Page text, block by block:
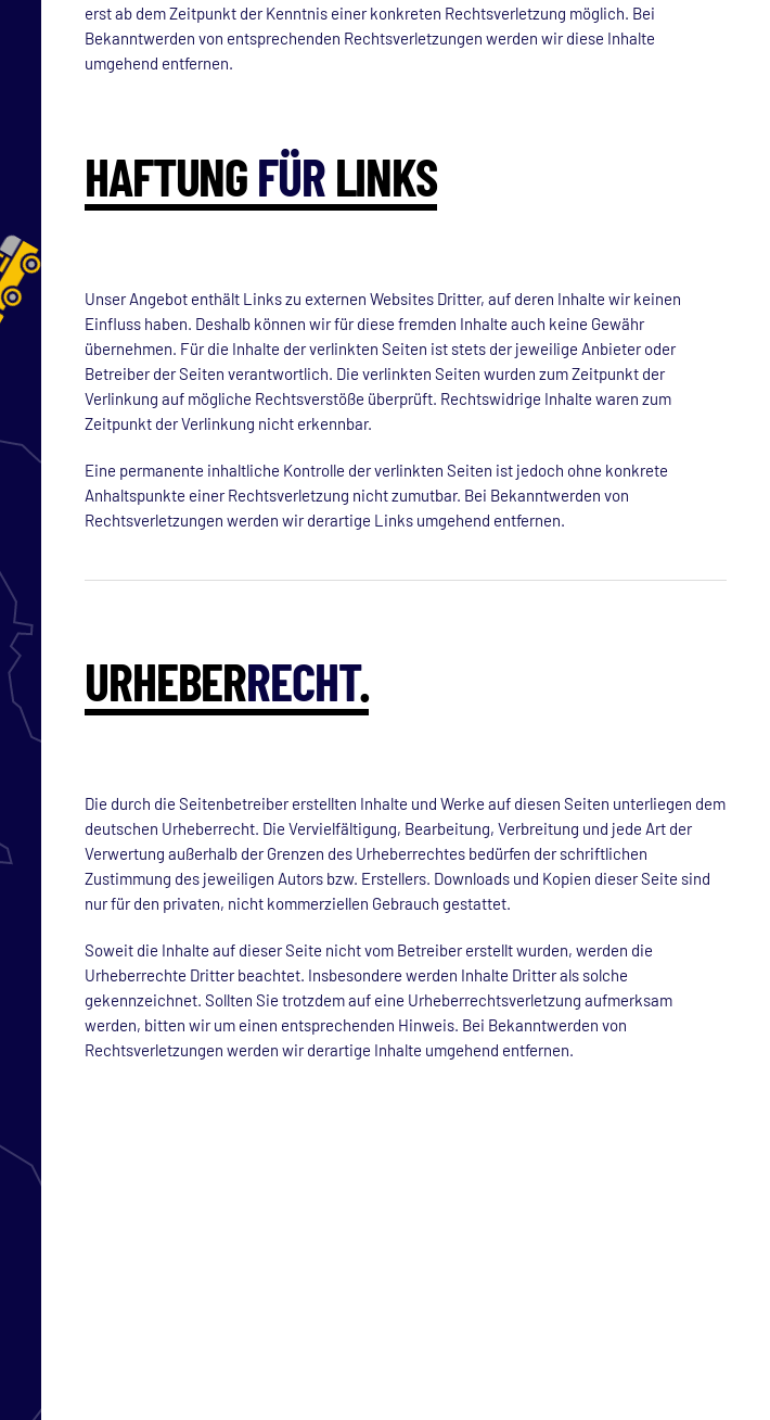
erst ab dem Zeitpunkt der Kenntnis einer konkreten Rechtsverletzung möglich. Bei
Bekanntwerden von entsprechenden Rechtsverletzungen werden wir diese Inhalte
umgehend entfernen.
HAFTUNGFÜRLINKS
Unser Angebot enthält Links zu externen Websites Dritter, auf deren Inhalte wir keinen
Einfluss haben. Deshalb können wir für diese fremden Inhalte auch keine Gewähr
übernehmen. Für die Inhalte der verlinkten Seiten ist stets der jeweilige Anbieter oder
Betreiber der Seiten verantwortlich. Die verlinkten Seiten wurden zum Zeitpunkt der
Verlinkung auf mögliche Rechtsverstöße überprüft. Rechtswidrige Inhalte waren zum
Zeitpunkt der Verlinkung nicht erkennbar.
Eine permanente inhaltliche Kontrolle der verlinkten Seiten ist jedoch ohne konkrete
Anhaltspunkte einer Rechtsverletzung nicht zumutbar. Bei Bekanntwerden von
Rechtsverletzungen werden wir derartige Links umgehend entfernen.
URHEBERRECHT.
Die durch die Seitenbetreiber erstellten Inhalte und Werke auf diesen Seiten unterliegen dem
deutschen Urheberrecht. Die Vervielfältigung, Bearbeitung, Verbreitung und jede Art der
Verwertung außerhalb der Grenzen des Urheberrechtes bedürfen der schriftlichen
Zustimmung des jeweiligen Autors bzw. Erstellers. Downloads und Kopien dieser Seite sind
nur für den privaten, nicht kommerziellen Gebrauch gestattet.
Soweit die Inhalte auf dieser Seite nicht vom Betreiber erstellt wurden, werden die
Urheberrechte Dritter beachtet. Insbesondere werden Inhalte Dritter als solche
gekennzeichnet. Sollten Sie trotzdem auf eine Urheberrechtsverletzung aufmerksam
werden, bitten wir um einen entsprechenden Hinweis. Bei Bekanntwerden von
Rechtsverletzungen werden wir derartige Inhalte umgehend entfernen.